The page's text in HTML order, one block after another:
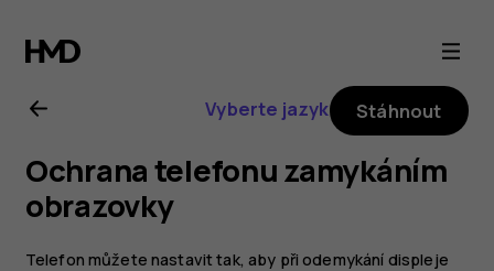
Uživatelská
příručka
k telefonu
Nokia 6.2
Vyberte jazyk Stáhnout
Ochrana telefonu zamykáním
obrazovky
Telefon můžete nastavit tak, aby při odemykání displeje